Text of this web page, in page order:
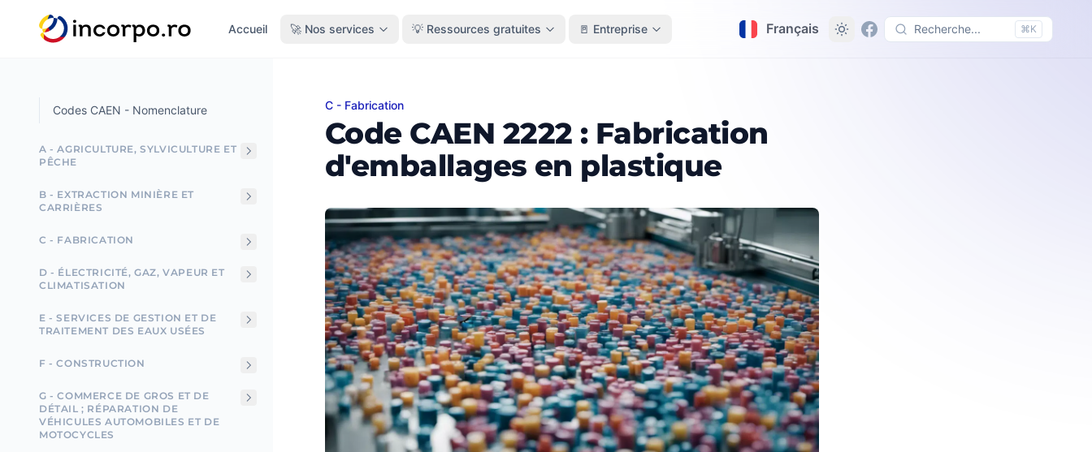
principal
Accueil 🚀 Nos services 💡 Ressources gratuites 🚪 Entreprise Français Recherche... ⌘K
Codes CAEN - Nomenclature
A - AGRICULTURE, SYLVICULTURE ET
PÊCHE
B - EXTRACTION MINIÈRE ET
CARRIÈRES
C - FABRICATION
D - ÉLECTRICITÉ, GAZ, VAPEUR ET
CLIMATISATION
E - SERVICES DE GESTION ET DE
TRAITEMENT DES EAUX USÉES
F - CONSTRUCTION
G - COMMERCE DE GROS ET DE
DÉTAIL ; RÉPARATION DE
VÉHICULES AUTOMOBILES ET DE
MOTOCYCLES
Code CAEN 2222 : Fabrication d'emballages en plastique
C - Fabrication
Code CAEN 2222 : Fabrication
d'emballages en plastique